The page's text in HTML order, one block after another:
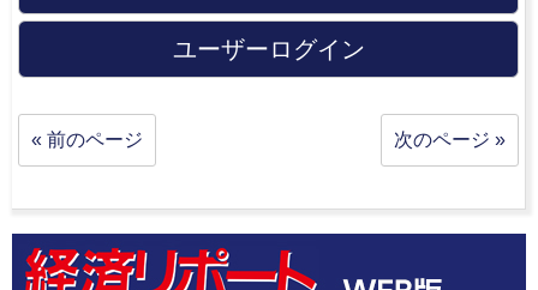
ユーザーログイン
« 前のページ 次のページ »